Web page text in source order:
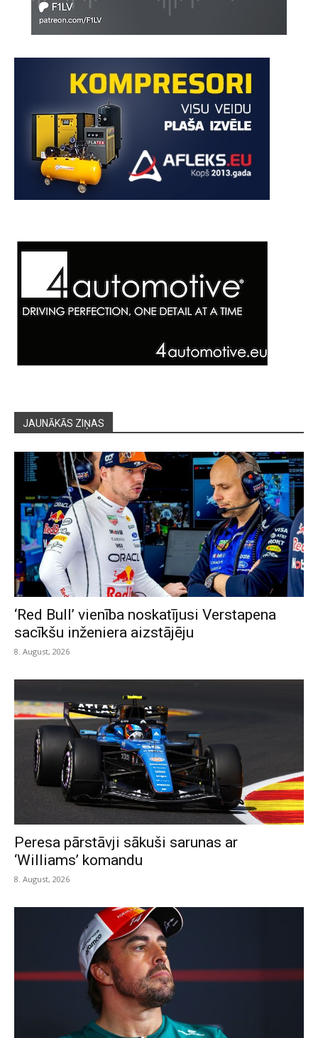
JAUNĀKĀS ZIŅAS
‘Red Bull’ vienība noskatījusi Verstapena
sacīkšu inženiera aizstājēju
8. August, 2026
Peresa pārstāvji sākuši sarunas ar
‘Williams’ komandu
8. August, 2026